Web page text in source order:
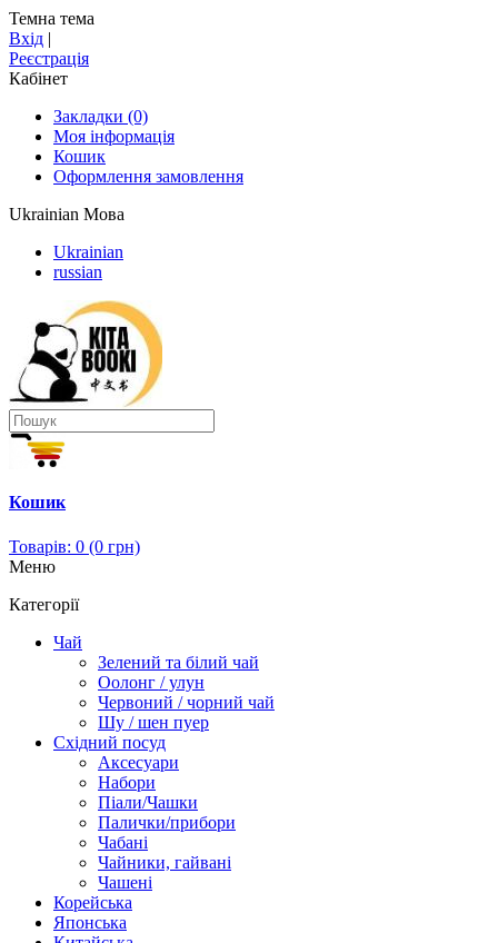
Темна тема
Вхід |
Реєстрація
Кабінет
Закладки (0)
Моя інформація
Кошик
Оформлення замовлення
Ukrainian Мова
Ukrainian
russian
Кошик
Товарів: 0 (0 грн)
Меню
Категорії
Чай
Зелений та білий чай
Оолонг / улун
Червоний / чорний чай
Шу / шен пуер
Східний посуд
Аксесуари
Набори
Піали/Чашки
Палички/прибори
Чабані
Чайники, гайвані
Чашені
Корейська
Японська